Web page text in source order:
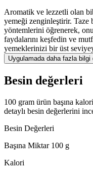
Aromatik ve lezzetli olan
yemeği zenginleştirir. Taze
yöntemlerini öğrenerek,
faydalarını keşfedin ve
yemeklerinizi bir üst
Uygulamada daha fazla bilgi
Besin değerleri
100 gram ürün başına
detaylı besin değerlerini
Besin Değerleri
Başına Miktar100 g
Kalori